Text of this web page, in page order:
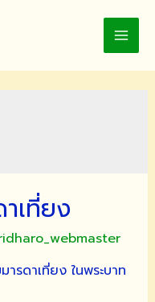
เที่ยง
ารดาเที่ยง ในพระบาท